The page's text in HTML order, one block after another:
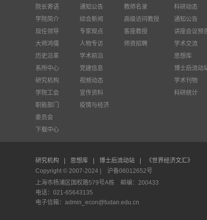
院长寄语
学院简介
现任领导
大师鸿儒
历史沿革
系所中心
研究机构
学院工会
职能部门
委员会
下载中心
通知公告
综合新闻
专家观点
人物专访
学术前沿
党建信息
视频动态
宣传资料
疫情与经济
教师名录
高级访问教授
客座教授
师资招聘
科研动态
通知公告
讲座会议预
学术交流
思想库
博士后流动
学术刊物
科研统计
研究机构 思想库 博士后流动站
《世界经济文汇》
Copyright © 2007-2024 | 沪备06012652号
上海市杨浦区国权路579号A栋 邮编：200433
电话：021-65643135
电子信箱：admin_econ@fudan.edu.cn